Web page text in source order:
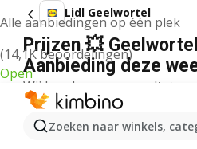
Alle aanbiedingen op één plek
(14,1K beoordelingen)
Open
Zoeken naar winkels,
Lidl Geelwortel
Prijzen 💥
Aanbieding deze
Wij konden geen resultaten
Andere producten in
Lidl Lidl